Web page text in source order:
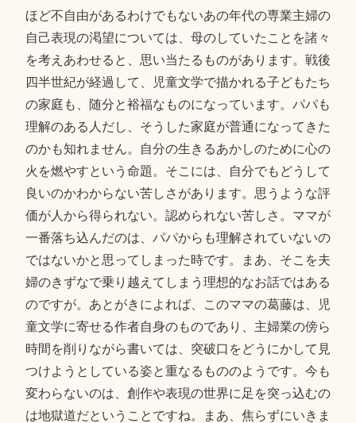
ほど不自由があるわけでもないあの年代の専業主婦の
自己表現の渇望については、母のしていたことを諸々
を考えあわせると、思い当たるものがあります。戦後
四半世紀が経過して、児童文学で描かれる子どもたち
の家庭も、随分と裕福なものになっています。パパも
理解のある人だし、そうした家庭が普通になってきた
のかも知れません。自分の生きるあかしのために心の
火を燃やすという命題。そこには、自分でもどうして
良いのかわからない苦しさがあります。思うような評
価が人から得られない。認められない苦しさ。ママが
一番落ち込んだのは、パパからも理解されていないの
ではないかと思ってしまった時です。まあ、そこを夫
婦のきずなで乗り越えてしまう理想的なお話ではある
のですが。あとがきによれば、このママの葛藤は、児
童文学に寄せる作者自身のものであり、主婦業の傍ら
時間を削りながら書いては、突破口をどうにかして見
つけようとしている姿と重なるもののようです。今も
変わらないのは、創作や表現の世界に足を突っ込むの
は地獄道だということですね。まあ、焦らずにいきま